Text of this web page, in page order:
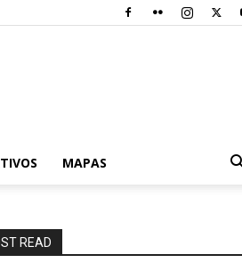
MAPAS
READ